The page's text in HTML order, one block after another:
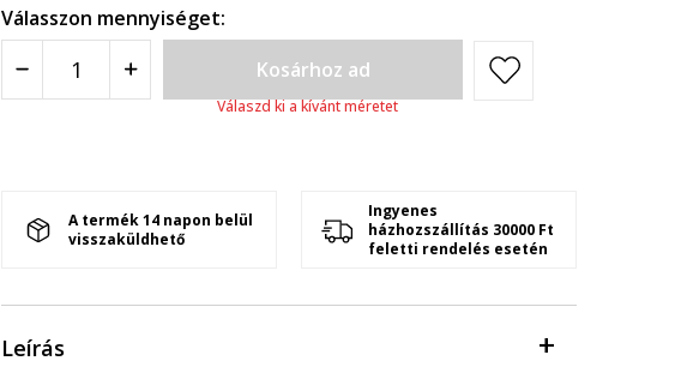
Válasszon mennyiséget:
Kosárhoz ad
Válaszd ki a kívánt méretet
A termék 14 napon belül
visszaküldhető
Ingyenes
házhozszállítás 30000 Ft
feletti rendelés esetén
Leírás